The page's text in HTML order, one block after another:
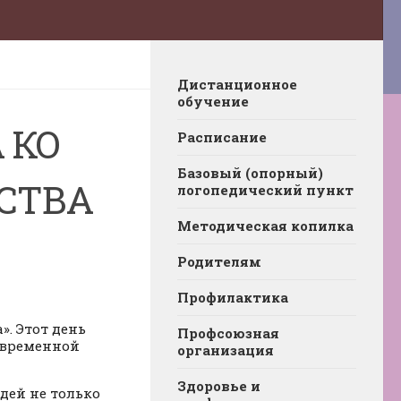
КО
Этот день
не только
Дистанционное
обучение
Расписание
Базовый (опорный)
логопедический пункт
Методическая копилка
Родителям
Профилактика
Профсоюзная
организация
Здоровье и